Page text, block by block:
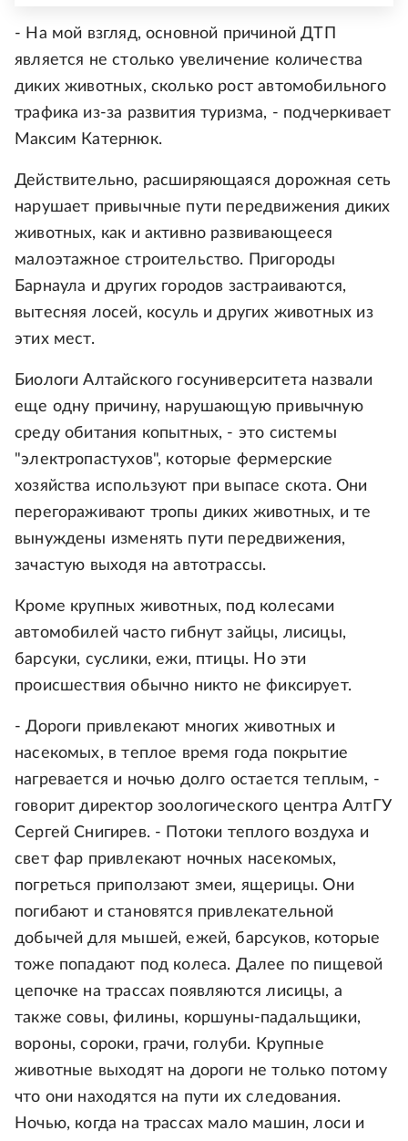
- На мой взгляд, основной причиной ДТП
является не столько увеличение количества
диких животных, сколько рост автомобильного
трафика из-за развития туризма, - подчеркивает
Максим Катернюк.
Действительно, расширяющаяся дорожная сеть
нарушает привычные пути передвижения диких
животных, как и активно развивающееся
малоэтажное строительство. Пригороды
Барнаула и других городов застраиваются,
вытесняя лосей, косуль и других животных из
этих мест.
Биологи Алтайского госуниверситета назвали
еще одну причину, нарушающую привычную
среду обитания копытных, - это системы
"электропастухов", которые фермерские
хозяйства используют при выпасе скота. Они
перегораживают тропы диких животных, и те
вынуждены изменять пути передвижения,
зачастую выходя на автотрассы.
Кроме крупных животных, под колесами
автомобилей часто гибнут зайцы, лисицы,
барсуки, суслики, ежи, птицы. Но эти
происшествия обычно никто не фиксирует.
- Дороги привлекают многих животных и
насекомых, в теплое время года покрытие
нагревается и ночью долго остается теплым, -
говорит директор зоологического центра АлтГУ
Сергей Снигирев. - Потоки теплого воздуха и
свет фар привлекают ночных насекомых,
погреться приползают змеи, ящерицы. Они
погибают и становятся привлекательной
добычей для мышей, ежей, барсуков, которые
тоже попадают под колеса. Далее по пищевой
цепочке на трассах появляются лисицы, а
также совы, филины, коршуны-падальщики,
вороны, сороки, грачи, голуби. Крупные
животные выходят на дороги не только потому
что они находятся на пути их следования.
Ночью, когда на трассах мало машин, лоси и